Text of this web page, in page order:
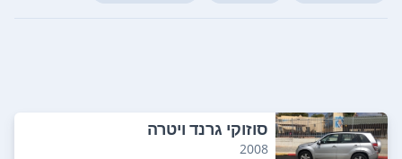
סוזוקי גרנד ויטרה
2008